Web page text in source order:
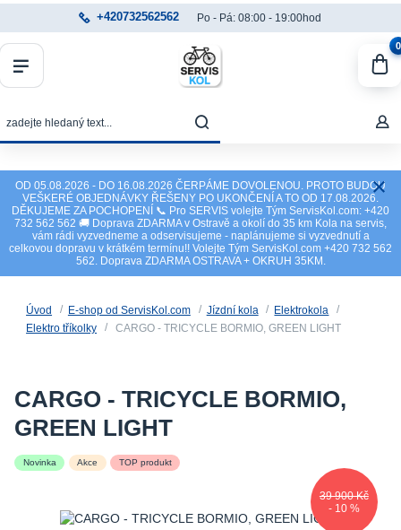
OD 05.08.2026 - DO 16.08.2026 ČERPÁME DOVOLENOU. PROTO BUDOU
VEŠKERÉ OBJEDNÁVKY ŘEŠENY PO UKONČENÍ A TO OD 17.08.2026.
DĚKUJEME ZA POCHOPENÍ 📞 Pro SERVIS volejte Tým ServisKol.com: +420
732 562 562 🚚 Doprava ZDARMA v Ostravě a okolí do 35 km Kola na servis,
vám rádi vyzvedneme a odservisujeme - naplánujeme si vyzvednutí a
celkovou dopravu v krátkém termínu!! Volejte Tým ServisKol.com +420 732 562
562. Doprava ZDARMA OSTRAVA + OKRUH 35KM.
+420732562562 Po - Pá: 08:00 - 19:00hod
0
Úvod E-shop od ServisKol.com Jízdní kola
Elektrokola
Elektro tříkolky
CARGO - TRICYCLE BORMIO, GREEN LIGHT
CARGO - TRICYCLE BORMIO,
GREEN LIGHT
Novinka Akce TOP produkt
39 900 Kč
- 10 %